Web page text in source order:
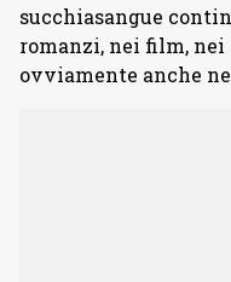
succhiasangue
romanzi, nei film,
ovviamente anche